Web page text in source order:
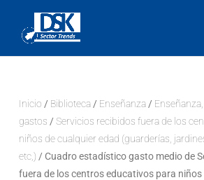
Inicio / Biblioteca/ Enseñanza/
gastos / Servicios recibidos fuera de los
niños de cualquier edad (guarderías,
etc,) / Cuadro estadístico gasto medio de
fuera de los centros educativos para niños